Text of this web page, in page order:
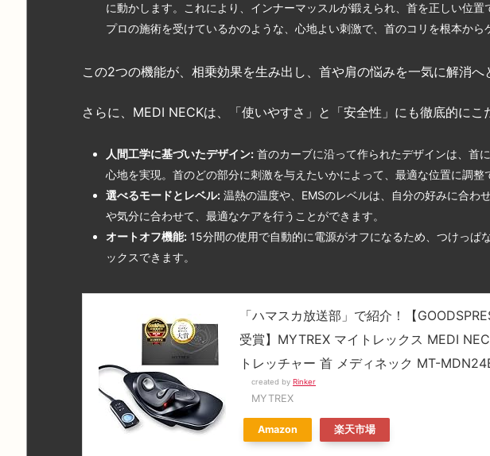
に動かします。これにより、インナーマッスルが鍛えられ、首を正しい位
プロの施術を受けているかのような、心地よい刺激で、首のコリを根本から
この2つの機能が、相乗効果を生み出し、首や肩の悩みを一気に解消へ
さらに、MEDI NECKは、「使いやすさ」と「安全性」にも徹底的にこ
人間工学に基づいたデザイン: 首のカーブに沿って作られたデザインは、首
心地を実現。首のどの部分に刺激を与えたいかによって、最適な位置に調整
選べるモードとレベル: 温熱の温度や、EMSのレベルは、自分の好みに合わ
や気分に合わせて、最適なケアを行うことができます。
オートオフ機能: 15分間の使用で自動的に電源がオフになるため、つけっぱ
ックスできます。
「ハマスカ放送部」で紹介！【
受賞】MYTREX マイトレックス MEDI
トレッチャー 首 メディネック MT-
created by Rinker
MYTREX
Amazon 楽天市場